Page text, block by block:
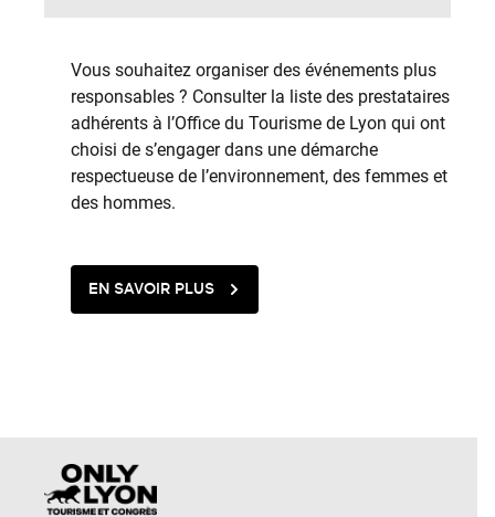
Vous souhaitez organiser des événements plus
responsables ? Consulter la liste des prestataires
adhérents à l’Office du Tourisme de Lyon qui ont
choisi de s’engager dans une démarche
respectueuse de l’environnement, des femmes et
des hommes.
EN SAVOIR PLUS